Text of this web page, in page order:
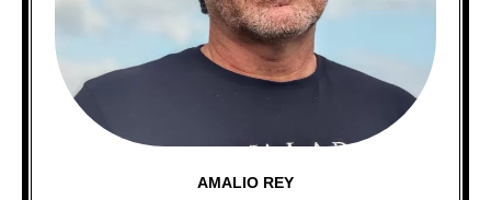
AMALIO REY